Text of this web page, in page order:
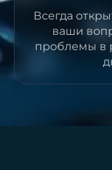
Всегда
ваши
проблемы в